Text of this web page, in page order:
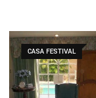
CASA FESTIVAL